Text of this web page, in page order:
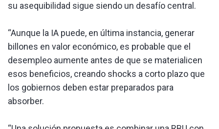
su asequibilidad sigue siendo un desafío central.
“Aunque la IA puede, en última instancia, generar
billones en valor económico, es probable que el
desempleo aumente antes de que se materialicen
esos beneficios, creando shocks a corto plazo que
los gobiernos deben estar preparados para
absorber.